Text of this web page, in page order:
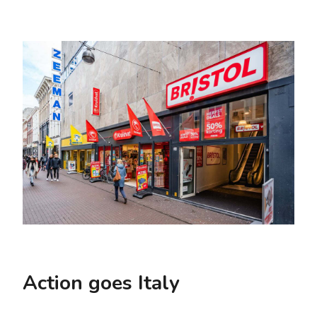
Action goes Italy